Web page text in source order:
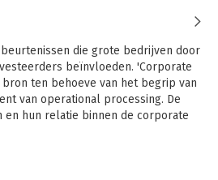
die grote bedrijven door
beïnvloeden. 'Corporate
ten behoeve van het begrip van
van operational processing. De
en hun relatie binnen de corporate